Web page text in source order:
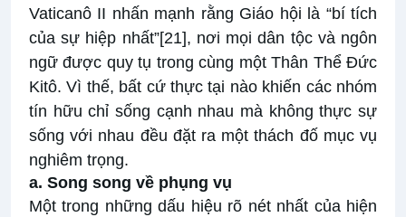
Vaticanô II nhấn mạnh rằng Giáo hội là “bí tích
của sự hiệp nhất”[21], nơi mọi dân tộc và ngôn
ngữ được quy tụ trong cùng một Thân Thể Đức
Kitô. Vì thế, bất cứ thực tại nào khiến các nhóm
tín hữu chỉ sống cạnh nhau mà không thực sự
sống với nhau đều đặt ra một thách đố mục vụ
nghiêm trọng.
a. Song song về phụng vụ
Một trong những dấu hiệu rõ nét nhất của hiện